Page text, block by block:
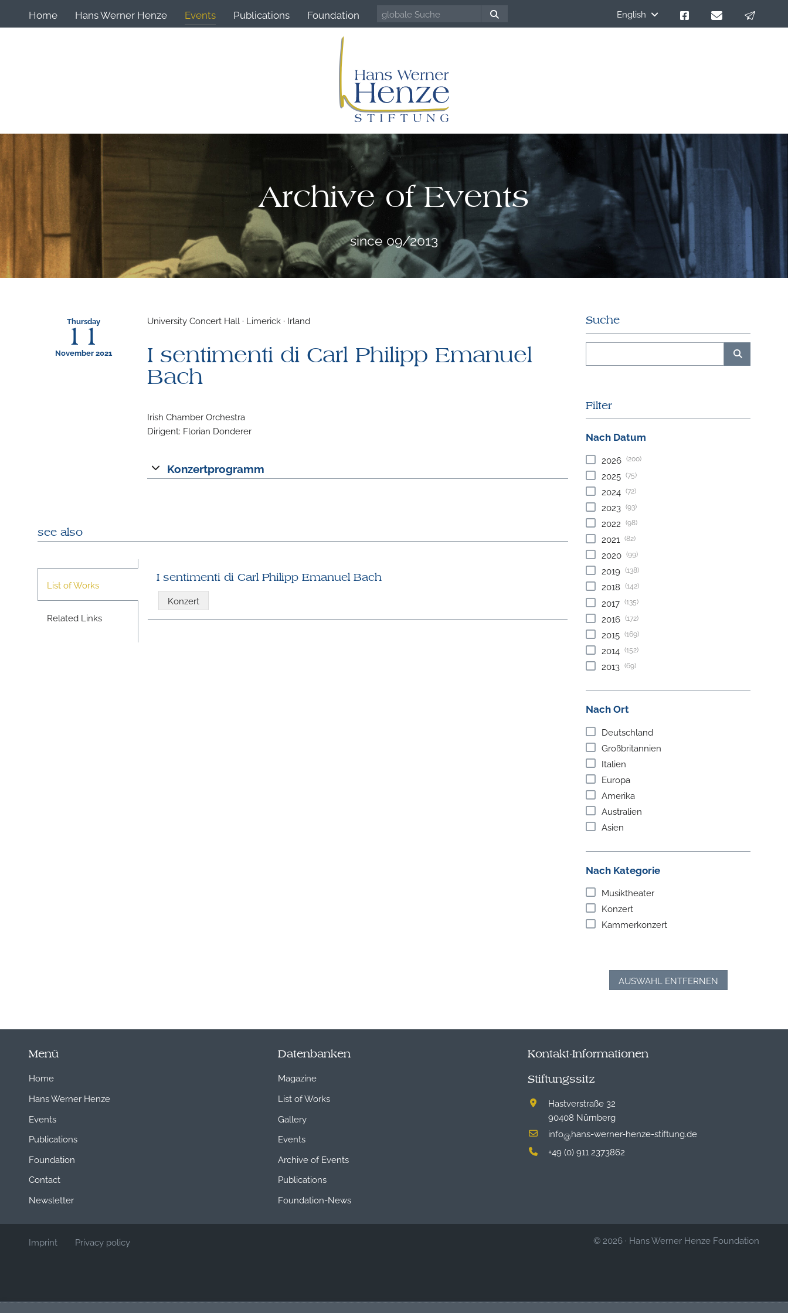
Home Hans Werner Henze Events Publications Foundation English
Archive of Events
since 09/2013
Thursday
11
November 2021
University Concert Hall · Limerick · Irland
I sentimenti di Carl Philipp Emanuel
Bach
Irish Chamber Orchestra
Dirigent: Florian Donderer
Konzertprogramm
see also
List of Works
Related Links
I sentimenti di Carl Philipp Emanuel Bach
Konzert
Suche
Filter
Nach Datum
2026 (200)
2025 (75)
2024 (72)
2023 (93)
2022 (98)
2021 (82)
2020 (99)
2019 (138)
2018 (142)
2017 (135)
2016 (172)
2015 (169)
2014 (152)
2013 (69)
Nach Ort
Deutschland
Großbritannien
Italien
Europa
Amerika
Australien
Asien
Nach Kategorie
Musiktheater
Konzert
Kammerkonzert
AUSWAHL ENTFERNEN
Menü
Home
Hans Werner Henze
Events
Publications
Foundation
Contact
Newsletter
Datenbanken
Magazine
List of Works
Gallery
Events
Archive of Events
Publications
Foundation-News
Kontakt-Informationen
Stiftungssitz
Hastverstraße 32
90408 Nürnberg
info@hans-werner-henze-stiftung.de
+49 (0) 911 2373862
Imprint Privacy policy © 2026 · Hans Werner Henze Foundation